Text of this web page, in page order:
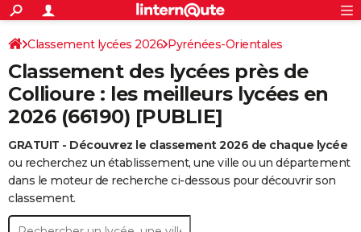
ACTUALITÉS
Politique
Société
Faits Divers
Education
Monde
Villes
+
SPORT
Coupe du monde 2026
Football
Tennis
Cyclisme
Rugby
Forum
CULTURE
Programme TV
TNT
Streaming
Cinéma
Sorties cinéma
Musique
+
FINANCE
Retraite
Impôts
Epargne
Immobilier
Risques naturels par ville
Banque
Assurance
Crédit
AUTO
Essais
Réserver un essai
Citadines
Berlines
SUV
Forum auto
+
HIGH-TECH
BRICOLAGE
Rechercher
S'inscrire
Connexion
Classement lycées 2026 Pyrénées-Orientales
Classement des lycées près de
Collioure : les meilleurs lycées en
2026 (66190) [PUBLIE]
GRATUIT - Découvrez le classement 2026 de chaque lycée
ou recherchez un établissement, une ville ou un département
dans le moteur de recherche ci-dessous pour découvrir son
classement.